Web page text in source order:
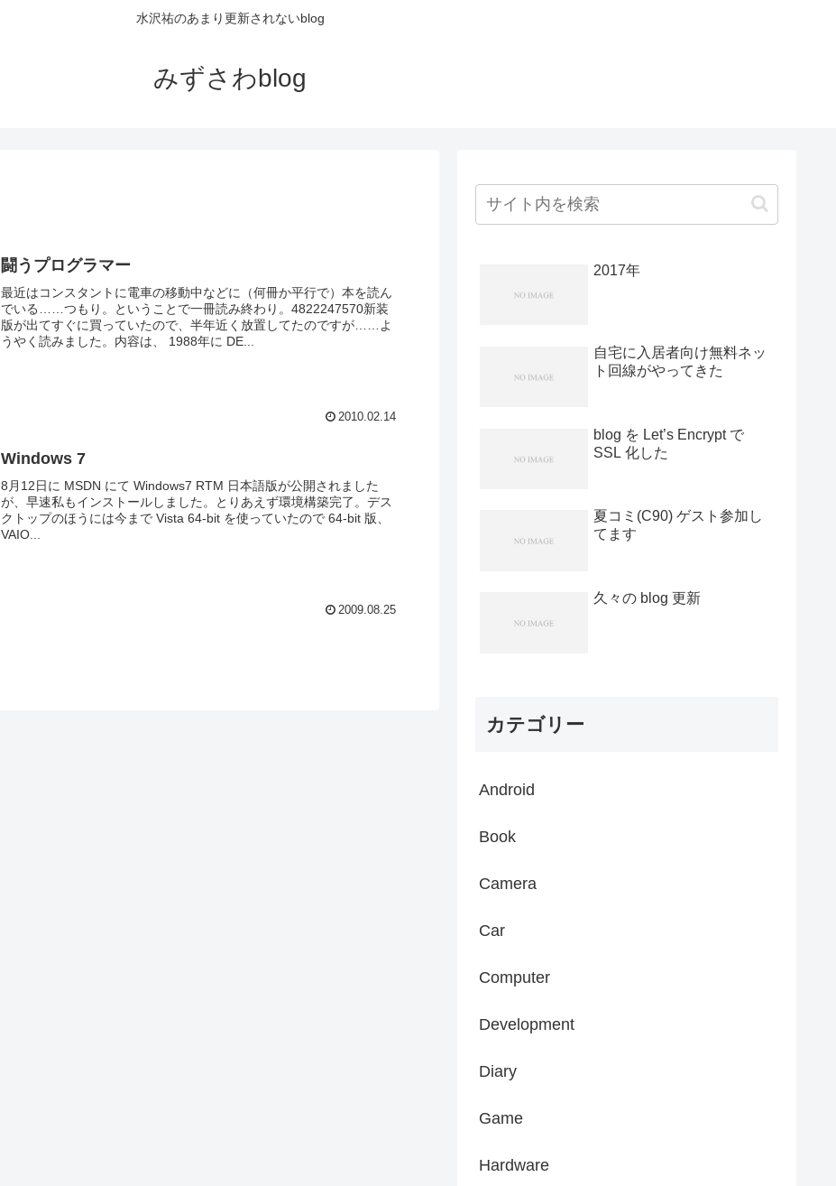
水沢祐のあまり更新されないblog
みずさわblog
闘うプログラマー
最近はコンスタントに電車の移動中などに（何冊か平行で）本を読ん
でいる……つもり。ということで一冊読み終わり。4822247570新装
版が出てすぐに買っていたので、半年近く放置してたのですが……よ
うやく読みました。内容は、 1988年に DE...
2010.02.14
Windows 7
8月12日に MSDN にて Windows7 RTM 日本語版が公開されました
が、早速私もインストールしました。とりあえず環境構築完了。デス
クトップのほうには今まで Vista 64-bit を使っていたので 64-bit 版、
VAIO...
2009.08.25
2017年
自宅に入居者向け無料ネッ
ト回線がやってきた
blog を Let’s Encrypt で
SSL 化した
夏コミ(C90) ゲスト参加し
てます
久々の blog 更新
カテゴリー
Android
Book
Camera
Car
Computer
Development
Diary
Game
Hardware